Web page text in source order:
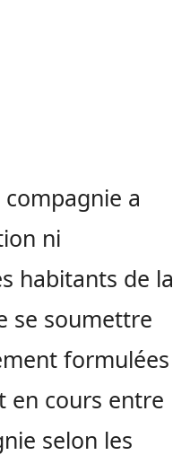
a
ni
habitants de la
se soumettre
formulées
en cours entre
selon les